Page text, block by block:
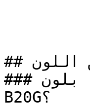
## أسئلة شائعة عن اللون
### ما هي تفاصيل ومواصفات بوية بلون NCS S 5040-
B20G؟